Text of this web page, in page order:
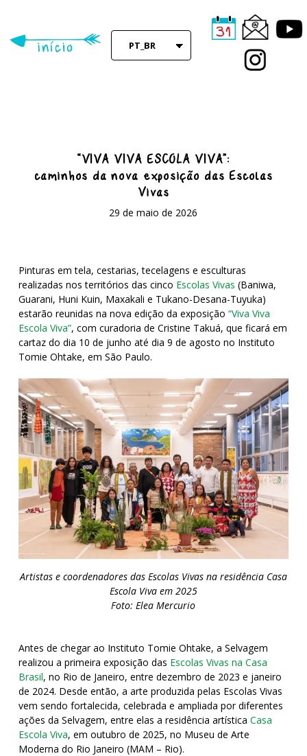
main
content
PT_BR
“VIVA VIVA ESCOLA VIVA”:
caminhos da nova exposição das Escolas
Vivas
29 de maio de 2026
Pinturas em tela, cestarias, tecelagens e esculturas
realizadas nos territórios das cinco Escolas Vivas (Baniwa,
Guarani, Huni Kuin, Maxakali e Tukano-Desana-Tuyuka)
estarão reunidas na nova edição da exposição “Viva Viva
Escola Viva”, com curadoria de Cristine Takuá, que ficará em
cartaz do dia 10 de junho até dia 9 de agosto no Instituto
Tomie Ohtake, em São Paulo.
Artistas e coordenadores das Escolas Vivas na residência Casa
Escola Viva em 2025
Foto: Elea Mercurio
Antes de chegar ao Instituto Tomie Ohtake, a Selvagem
realizou a primeira exposição das Escolas Vivas na Casa
Brasil, no Rio de Janeiro, entre dezembro de 2023 e janeiro
de 2024. Desde então, a arte produzida pelas Escolas Vivas
vem sendo fortalecida, celebrada e ampliada por diferentes
ações da Selvagem, entre elas a residência artística Casa
Escola Viva, em outubro de 2025, no Museu de Arte
Moderna do Rio Janeiro (MAM – Rio).